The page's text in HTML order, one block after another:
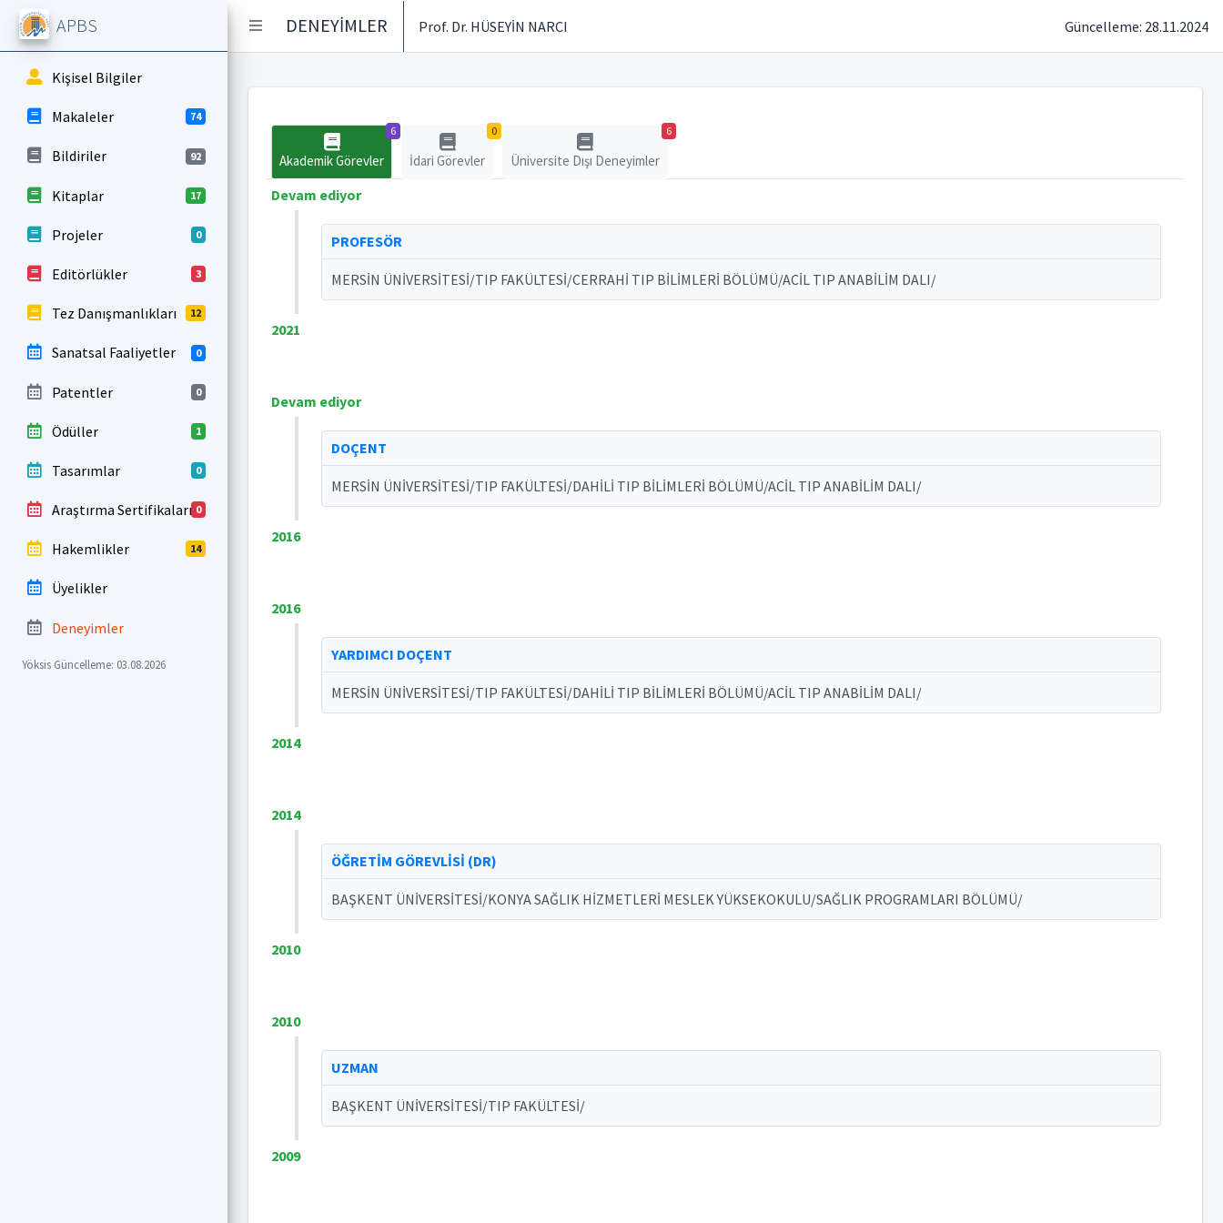
DENEYİMLER Prof. Dr. HÜSEYİN NARCI Güncelleme: 28.11.2024
APBS
Kişisel Bilgiler
Makaleler 74
Bildiriler 92
Kitaplar 17
Projeler 0
Editörlükler 3
Tez Danışmanlıkları 12
Sanatsal Faaliyetler 0
Patentler 0
Ödüller 1
Tasarımlar 0
Araştırma Sertifikaları 0
Hakemlikler 14
Üyelikler
Deneyimler
Yöksis Güncelleme: 03.08.2026
6
Akademik Görevler
0
İdari Görevler
6
Üniversite Dışı Deneyimler
Devam ediyor
PROFESÖR
MERSİN ÜNİVERSİTESİ/TIP FAKÜLTESİ/CERRAHİ TIP BİLİMLERİ BÖLÜMÜ/ACİL TIP ANABİLİM DALI/
2021
Devam ediyor
DOÇENT
MERSİN ÜNİVERSİTESİ/TIP FAKÜLTESİ/DAHİLİ TIP BİLİMLERİ BÖLÜMÜ/ACİL TIP ANABİLİM DALI/
2016
2016
YARDIMCI DOÇENT
MERSİN ÜNİVERSİTESİ/TIP FAKÜLTESİ/DAHİLİ TIP BİLİMLERİ BÖLÜMÜ/ACİL TIP ANABİLİM DALI/
2014
2014
ÖĞRETİM GÖREVLİSİ (DR)
BAŞKENT ÜNİVERSİTESİ/KONYA SAĞLIK HİZMETLERİ MESLEK YÜKSEKOKULU/SAĞLIK PROGRAMLARI BÖLÜMÜ/
2010
2010
UZMAN
BAŞKENT ÜNİVERSİTESİ/TIP FAKÜLTESİ/
2009